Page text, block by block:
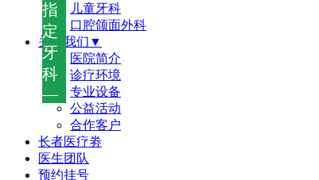
指
定
牙
科
—
儿童牙科
口腔颌面外科
关于我们▼
医院简介
诊疗环境
专业设备
公益活动
合作客户
长者医疗劵
医生团队
预约挂号